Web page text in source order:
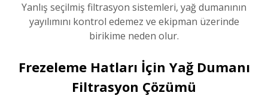
Yanlış seçilmiş filtrasyon sistemleri, yağ dumanının
yayılımını kontrol edemez ve ekipman üzerinde
birikime neden olur.
Frezeleme Hatları İçin Yağ Dumanı
Filtrasyon Çözümü